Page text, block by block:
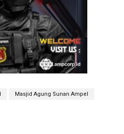
Masjid Agung Sunan Ampel